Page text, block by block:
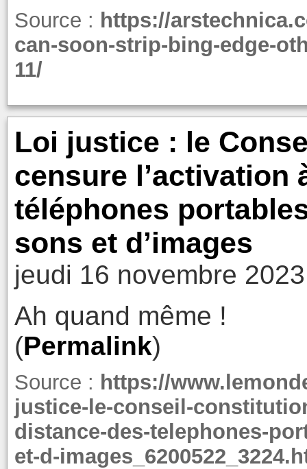
Source : https://
can-soon-strip-bing-edge-
11/
Loi justice : le
censure l’activation
téléphones
sons et d’images
jeudi 16 novembre
Ah quand même !
(Permalink)
Source : https://
justice-le-conseil-
distance-des-telephones-
et-d-